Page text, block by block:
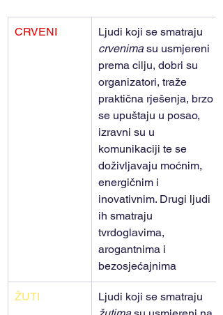
​CRVENI
​Ljudi koji se smatraju
crvenima su usmjereni
prema cilju, dobri su
organizatori, traže
praktična rješenja, brzo
se upuštaju u posao,
izravni su u
komunikaciji te se
doživljavaju moćnim,
energičnim i
inovativnim. Drugi ljudi
ih smatraju
tvrdoglavima,
arogantnima i
bezosjećajnima
ŽUTI
Ljudi koji se smatraju